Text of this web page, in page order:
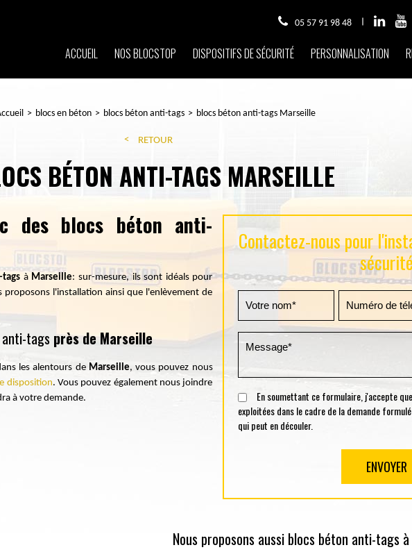
05 57 91 98 48
ACCUEIL NOS BLOCSTOP DISPOSITIFS DE SÉCURITÉ PERSONNALISATION
blocs en béton blocs béton anti-tags blocs béton anti-tags Marseille
RETOUR
BÉTON ANTI-TAGS MARSEILLE
des blocs béton anti-
à Marseille: sur-mesure, ils sont idéals pour
l'installation ainsi que l'enlèvement de
tags près de Marseille
les alentours de Marseille, vous pouvez nous
disposition. Vous pouvez également nous joindre
à votre demande.
Contactez-nous pour
sécurité
En soumettant ce formulaire, j'accepte
exploitées dans le cadre de la demande
qui peut en découler.
Nous proposons aussi blocs béton anti-tags